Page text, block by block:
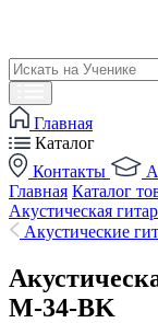
Главная
Каталог
Контакты
Главная Каталог
Акустическая
Акустические
M-34-BK